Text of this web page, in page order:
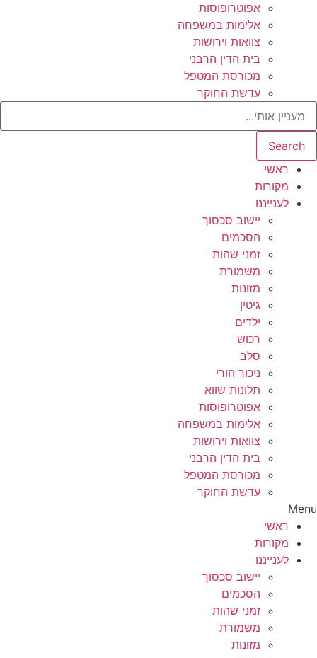
אפוטרופוסות
אלימות במשפחה
צוואות וירושות
בית הדין הרבני
מכורסת המטפל
עדשת החוקר
Search
ראשי
מקורות
לענייננו
יישוב סכסוך
הסכמים
זמני שהות
משמורת
מזונות
גיטין
ילדים
רכוש
סלב
ניכור הורי
תלונות שווא
אפוטרופוסות
אלימות במשפחה
צוואות וירושות
בית הדין הרבני
מכורסת המטפל
עדשת החוקר
Menu
ראשי
מקורות
לענייננו
יישוב סכסוך
הסכמים
זמני שהות
משמורת
מזונות